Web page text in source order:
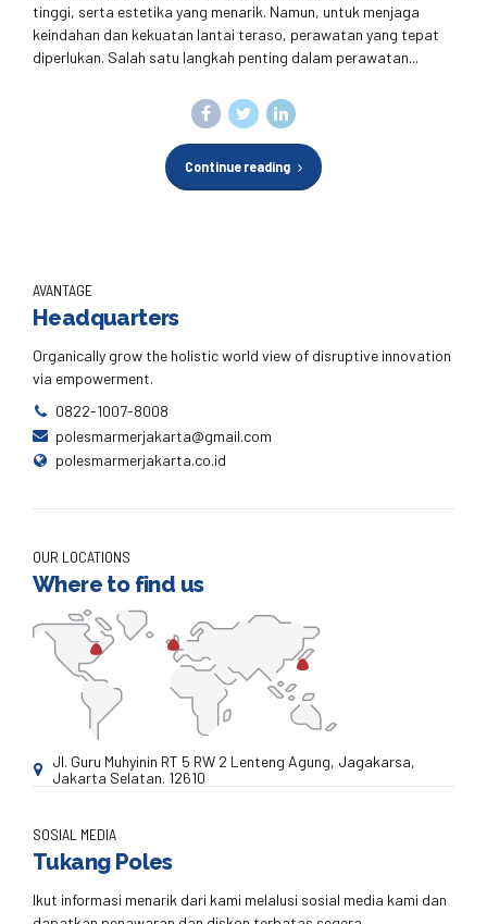
tinggi, serta estetika yang menarik. Namun, untuk menjaga
keindahan dan kekuatan lantai teraso, perawatan yang tepat
diperlukan. Salah satu langkah penting dalam perawatan...
Continue reading
AVANTAGE
Headquarters
Organically grow the holistic world view of disruptive innovation
via empowerment.
0822-1007-8008
polesmarmerjakarta@gmail.com
polesmarmerjakarta.co.id
OUR LOCATIONS
Where to find us
Jl. Guru Muhyinin RT 5 RW 2 Lenteng Agung, Jagakarsa,
Jakarta Selatan. 12610
SOSIAL MEDIA
Tukang Poles
Ikut informasi menarik dari kami melalusi sosial media kami dan